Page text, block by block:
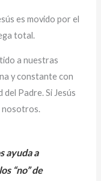
es movido por el
total.
a nuestras
y constante con
Padre. Si Jesús
nosotros.
ayuda a
“no” de